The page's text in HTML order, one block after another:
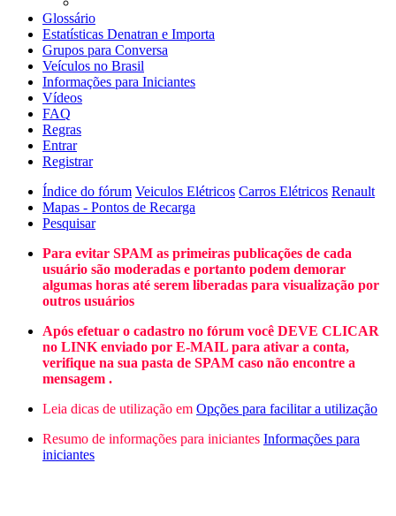
Glossário
Estatísticas Denatran e Importa
Grupos para Conversa
Veículos no Brasil
Informações para Iniciantes
Vídeos
FAQ
Regras
Entrar
Registrar
Índice do fórum Veiculos Elétricos Carros Elétricos Renault
Mapas - Pontos de Recarga
Pesquisar
Para evitar SPAM as primeiras publicações de cada
usuário são moderadas e portanto podem demorar
algumas horas até serem liberadas para visualização por
outros usuários
Após efetuar o cadastro no fórum você DEVE CLICAR
no LINK enviado por E-MAIL para ativar a conta,
verifique na sua pasta de SPAM caso não encontre a
mensagem .
Leia dicas de utilização em Opções para facilitar a utilização
Resumo de informações para iniciantes Informações para
iniciantes